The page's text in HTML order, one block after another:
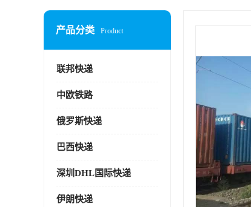
产品分类 Product
联邦快递
中欧铁路
俄罗斯快递
巴西快递
深圳DHL国际快递
伊朗快递